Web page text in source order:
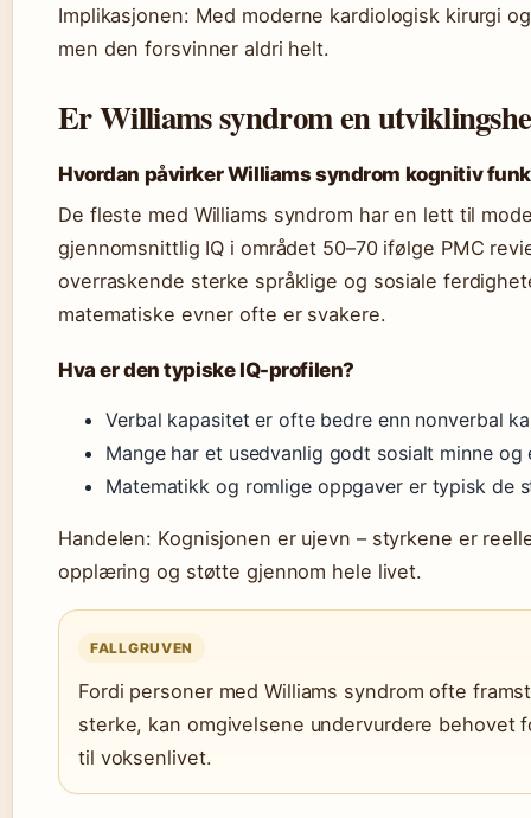
Implikasjonen: Med moderne kardiologisk kirurgi
men den forsvinner aldri helt.
Er Williams syndrom en
Hvordan påvirker Williams syndrom kognitiv
De fleste med Williams syndrom har en lett til
gjennomsnittlig IQ i området 50–70 ifølge PMC
overraskende sterke språklige og sosiale
matematiske evner ofte er svakere.
Hva er den typiske IQ-profilen?
Verbal kapasitet er ofte bedre enn nonverbal
Mange har et usedvanlig godt sosialt minne
Matematikk og romlige oppgaver er typisk de
Handelen: Kognisjonen er ujevn – styrkene er
opplæring og støtte gjennom hele livet.
FALLGRUVEN
Fordi personer med Williams syndrom ofte
sterke, kan omgivelsene undervurdere
til voksenlivet.